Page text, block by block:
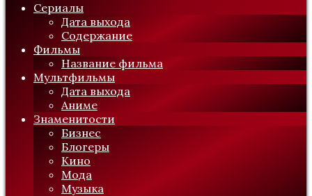
Сериалы
Дата выхода
Содержание
Фильмы
Название фильма
Мультфильмы
Дата выхода
Аниме
Знаменитости
Бизнес
Блогеры
Кино
Мода
Музыка